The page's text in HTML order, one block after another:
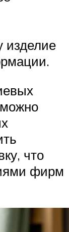
изделие
что
фирм